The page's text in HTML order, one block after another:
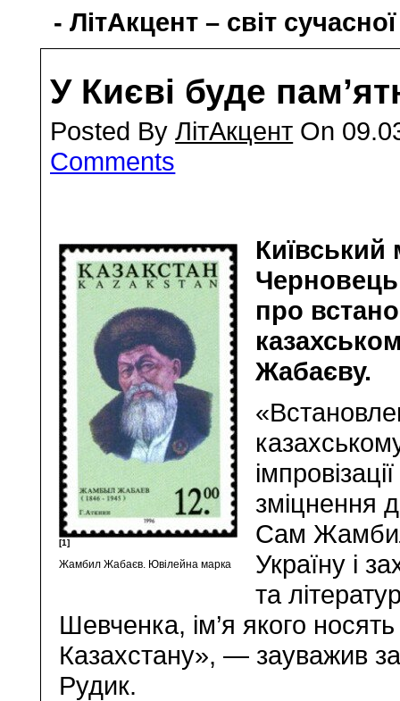
- ЛітАкцент – світ
У Києві буде
Posted ByЛітАкцент On
Comments
[1]
Жамбил Жабаєв. Ювілейна марка
Київський
про
Жабаєву.
зміцнення
Сам
Україну і
та
Шевченка, ім’я якого
Казахстану», — зауважив
Рудик.